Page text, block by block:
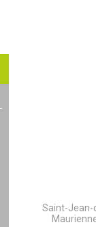
Saint-Jean-